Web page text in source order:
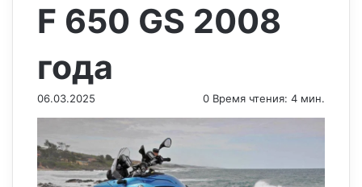
F 650 GS 2008
года
06.03.2025 0 Время чтения: 4 мин.